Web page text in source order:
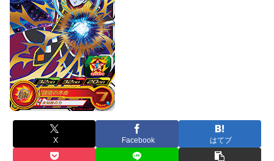
X Facebook はてブ